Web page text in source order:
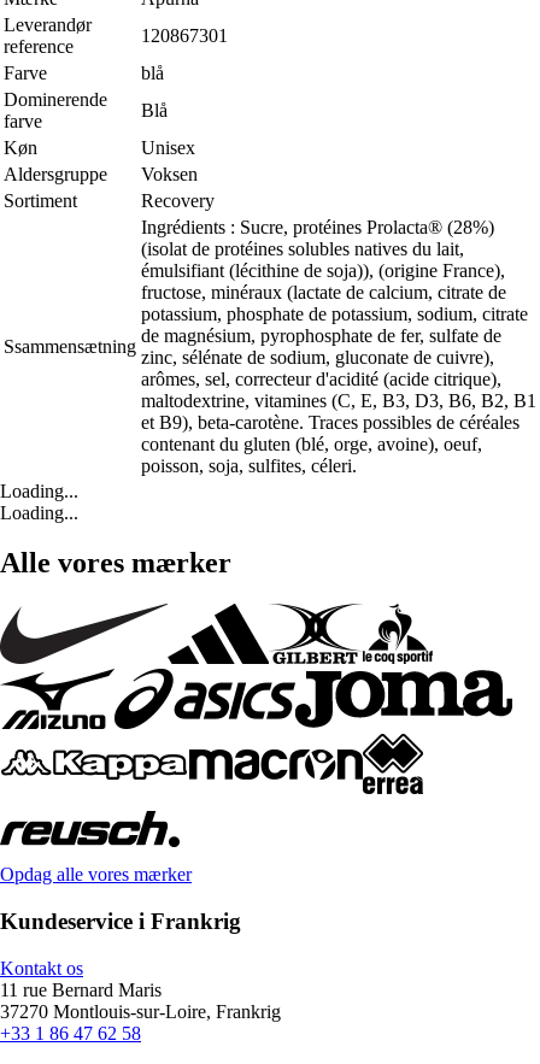
Leverandør
reference
120867301
Farve
blå
Dominerende
farve
Blå
Køn
Unisex
Aldersgruppe
Voksen
Sortiment
Recovery
Ssammensætning
Ingrédients : Sucre, protéines Prolacta® (28%)
(isolat de protéines solubles natives du lait,
émulsifiant (lécithine de soja)), (origine France),
fructose, minéraux (lactate de calcium, citrate de
potassium, phosphate de potassium, sodium, citrate
de magnésium, pyrophosphate de fer, sulfate de
zinc, sélénate de sodium, gluconate de cuivre),
arômes, sel, correcteur d'acidité (acide citrique),
maltodextrine, vitamines (C, E, B3, D3, B6, B2, B1
et B9), beta-carotène. Traces possibles de céréales
contenant du gluten (blé, orge, avoine), oeuf,
poisson, soja, sulfites, céleri.
Loading...
Loading...
Alle vores mærker
Opdag alle vores mærker
Kundeservice i Frankrig
Kontakt os
11 rue Bernard Maris
37270 Montlouis-sur-Loire, Frankrig
+33 1 86 47 62 58